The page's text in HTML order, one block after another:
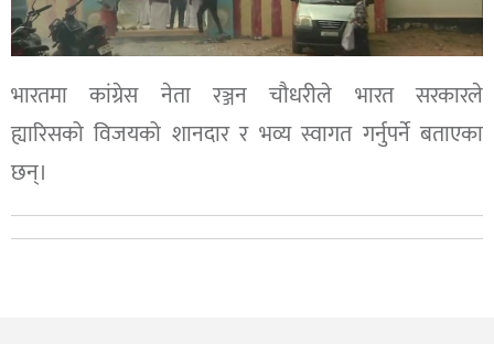
भारतमा कांग्रेस नेता रञ्जन चौधरीले भारत सरकारले
ह्यारिसको विजयको शानदार र भव्य स्वागत गर्नुपर्ने बताएका
छन्।